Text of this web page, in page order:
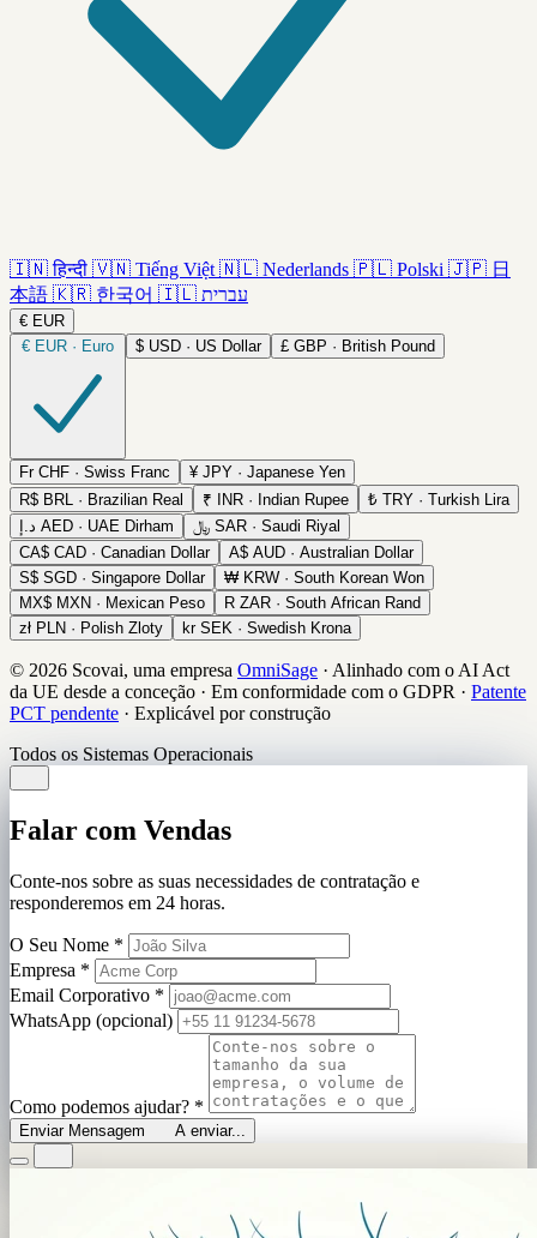
🇮🇳 हिन्दी 🇻🇳 Tiếng Việt 🇳🇱 Nederlands 🇵🇱 Polski 🇯🇵 日
本語 🇰🇷 한국어 🇮🇱 עברית
€ EUR
€ EUR · Euro $ USD · US Dollar £ GBP · British Pound
Fr CHF · Swiss Franc ¥ JPY · Japanese Yen
R$ BRL · Brazilian Real ₹ INR · Indian Rupee ₺ TRY · Turkish Lira
د.إ AED · UAE Dirham ﷼ SAR · Saudi Riyal
CA$ CAD · Canadian Dollar A$ AUD · Australian Dollar
S$ SGD · Singapore Dollar ₩ KRW · South Korean Won
MX$ MXN · Mexican Peso R ZAR · South African Rand
zł PLN · Polish Zloty kr SEK · Swedish Krona
© 2026 Scovai, uma empresa OmniSage · Alinhado com o AI Act
da UE desde a conceção · Em conformidade com o GDPR · Patente
PCT pendente · Explicável por construção
Todos os Sistemas Operacionais
Falar com Vendas
Conte-nos sobre as suas necessidades de contratação e
responderemos em 24 horas.
O Seu Nome *
Empresa *
Email Corporativo *
WhatsApp (opcional)
Como podemos ajudar? *
Enviar Mensagem A enviar...